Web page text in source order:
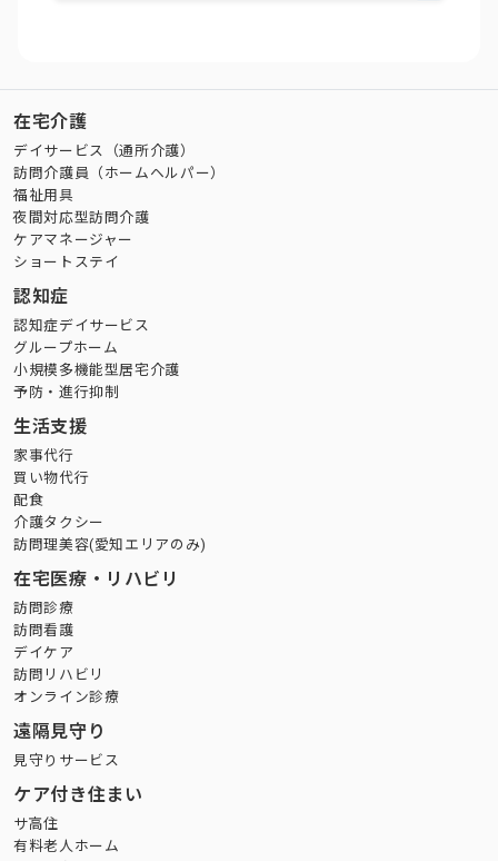
在宅介護
デイサービス（通所介護）
訪問介護員（ホームヘルパー）
福祉用具
夜間対応型訪問介護
ケアマネージャー
ショートステイ
認知症
認知症デイサービス
グループホーム
小規模多機能型居宅介護
予防・進行抑制
生活支援
家事代行
買い物代行
配食
介護タクシー
訪問理美容(愛知エリアのみ)
在宅医療・リハビリ
訪問診療
訪問看護
デイケア
訪問リハビリ
オンライン診療
遠隔見守り
見守りサービス
ケア付き住まい
サ高住
有料老人ホーム